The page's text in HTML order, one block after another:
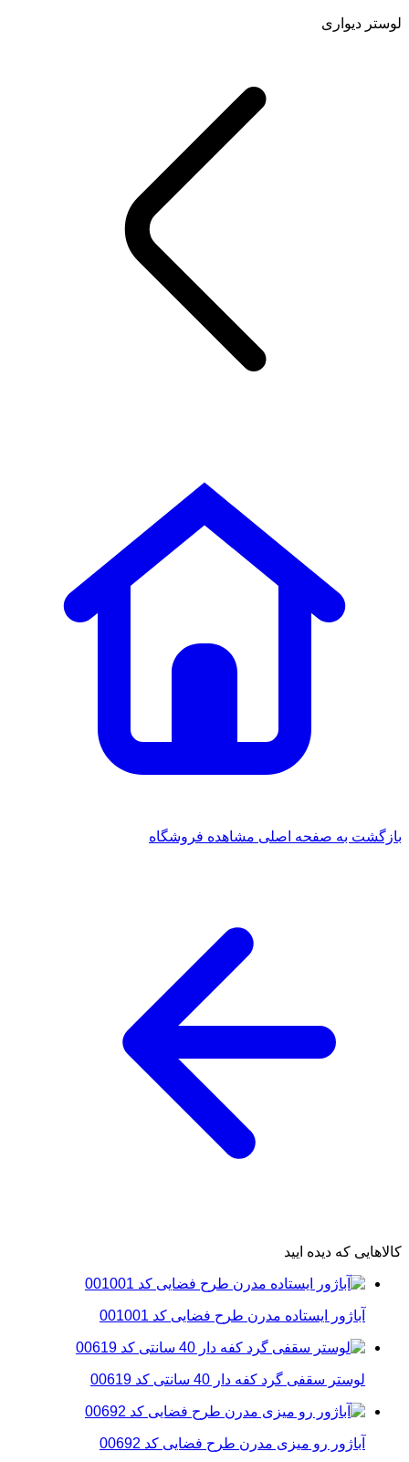
لوستر دیواری
بازگشت به صفحه اصلی مشاهده فروشگاه
کالاهایی که دیده ایید
آباژور ایستاده مدرن طرح فضایی کد 001001
لوستر سقفی گرد کفه دار 40 سانتی کد 00619
آباژور رو میزی مدرن طرح فضایی کد 00692